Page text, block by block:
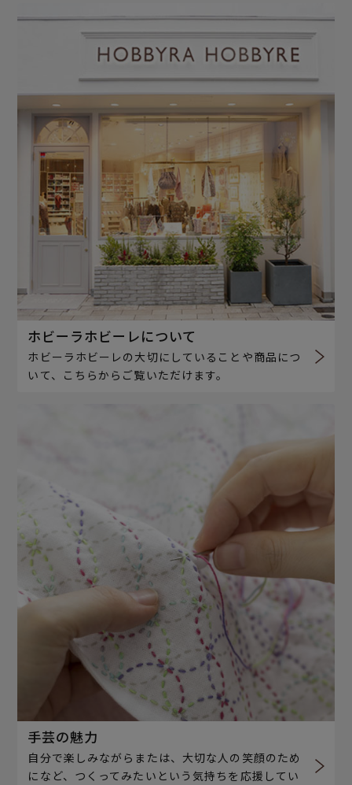
ホビーラホビーレについて
ホビーラホビーレの大切にしていることや商品につ
いて、こちらからご覧いただけます。
手芸の魅力
自分で楽しみながらまたは、大切な人の笑顔のため
になど、つくってみたいという気持ちを応援してい